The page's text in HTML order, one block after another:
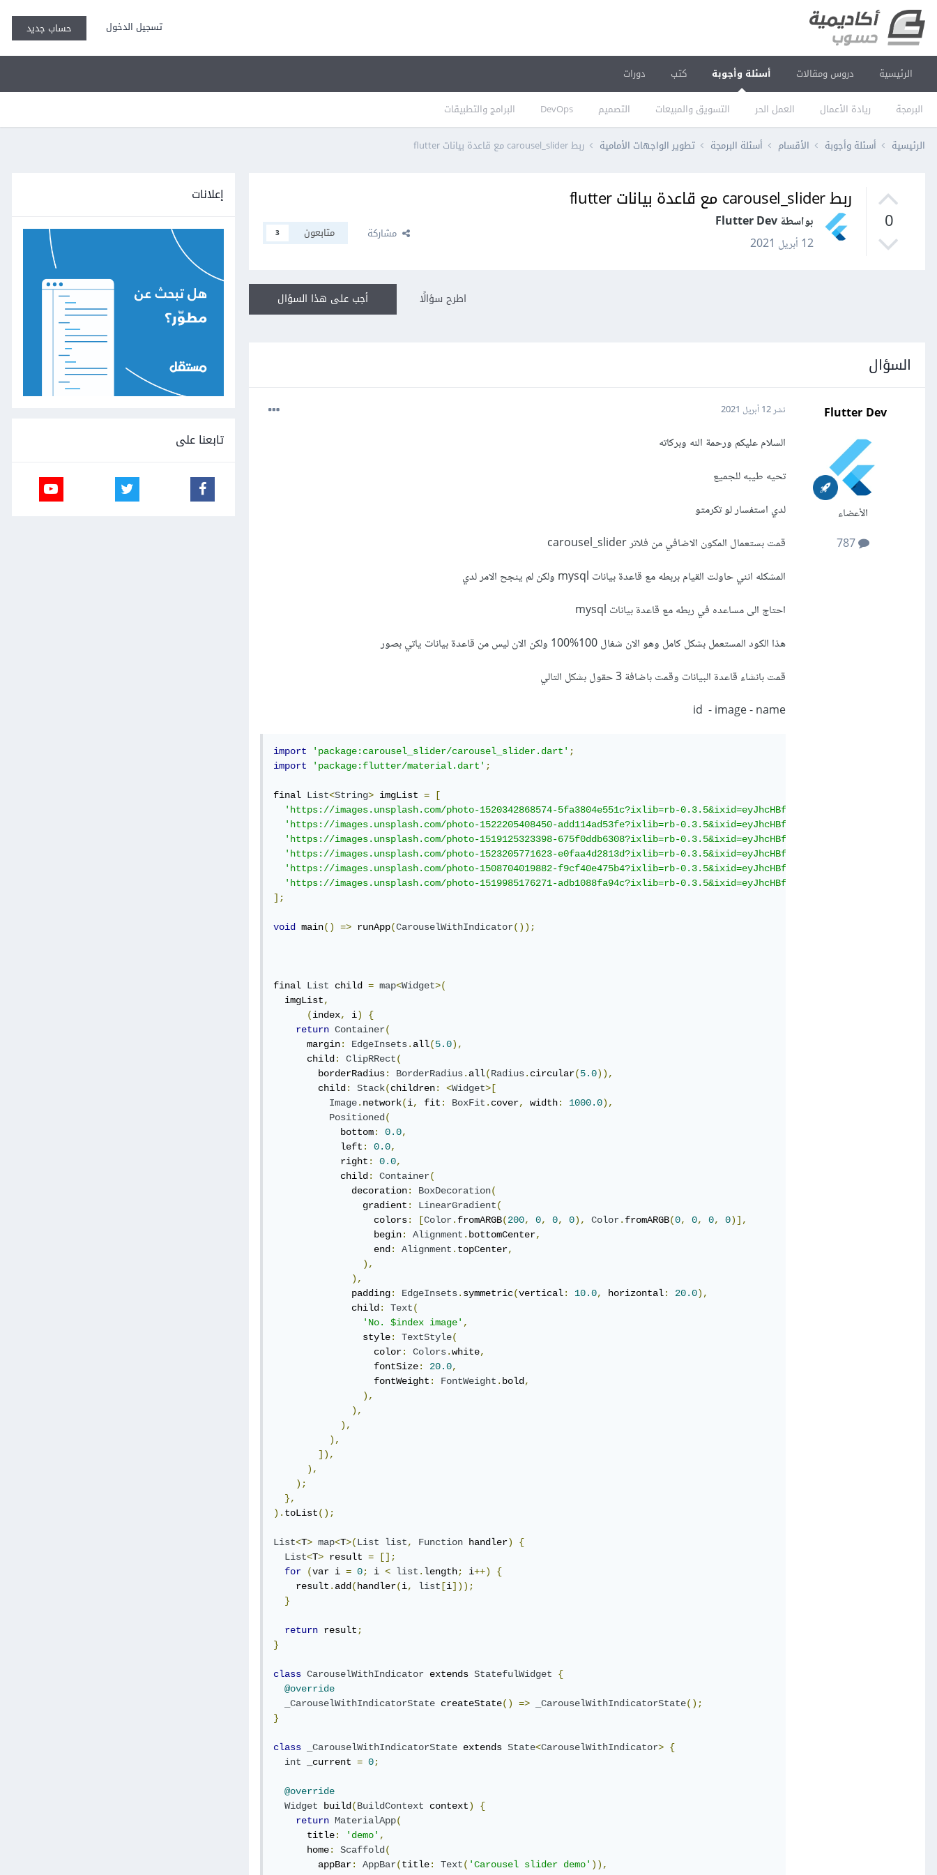
تسجيل الدخول حساب جديد
الرئيسية دروس ومقالات أسئلة وأجوبة
البرمجة ريادة الأعمال العمل الحر التسويق والمبيعات التصميم DevOps البرامج والتطبيقات
كتب دورات
الرئيسية أسئلة وأجوبة الأقسام أسئلة البرمجة تطوير الواجهات الأمامية ربط carousel_slider مع قاعدة بيانات flutter
0
ربط carousel_slider مع قاعدة بيانات flutter
بواسطة Flutter Dev
12 أبريل 2021
مشاركة متابعون 3
أجب على هذا السؤال اطرح سؤالًا
السؤال
Flutter Dev
الأعضاء
787
نشر12 أبريل 2021
السلام عليكم ورحمة الله وبركاته
تحيه طيبه للجميع
لدي استفسار لو تكرمتو
قمت بستعمال المكون الاضافي من فلاتر carousel_slider
المشكله انني حاولت القيام بربطه مع قاعدة بيانات mysql ولكن لم ينجح الامر لدي
احتاج الى مساعده في ربطه مع قاعدة بيانات mysql
هذا الكود المستعمل بشكل كامل وهو الان شغال 100%100 ولكن الان ليس من قاعدة بيانات ياتي بصور
قمت بانشاء قاعدة البيانات وقمت باضافة 3 حقول بشكل التالي
id - image - name
import 'package:carousel_slider/carousel_slider.dart' ;
import
'package:flutter/material.dart' ;
final List<String> imgList =
[
'https://images.unsplash.com/photo-1520342868574-5fa3804e551c?ixlib=rb-
'https://images.unsplash.com/photo-1522205408450-add114ad53fe?ixlib=rb-
'https://images.unsplash.com/photo-1519125323398-675f0ddb6308?ixlib=rb-
'https://images.unsplash.com/photo-1523205771623-e0faa4d2813d?ixlib=rb-
'https://images.unsplash.com/photo-1508704019882-f9cf40e475b4?ixlib=rb-
'https://images.unsplash.com/photo-1519985176271-adb1088fa94c?ixlib=rb-
];
void main() => runApp(CarouselWithIndicator());
final List child = map<Widget>(
  imgList
,
(index, i)
{
return Container(
      margin
: EdgeInsets. all(5.0),
      child
: ClipRRect(
        borderRadius
: BorderRadius. all(Radius. circular(5.0)),
        child
: Stack(children: <Widget>[
Image. network(i, fit : BoxFit . cover, width: 1000.0),
Positioned (
            bottom
: 0.0,
            left
: 0.0,
            right
: 0.0,
            child
: Container(
              decoration
: BoxDecoration(
                gradient
: LinearGradient(
                  colors
: [Color. fromARGB(200, 0, 0, 0), Color. fromARGB(0, 0, 0, 0)],
                  begin
: Alignment . bottomCenter,
                  end
: Alignment . topCenter,
),
),
              padding
: EdgeInsets. symmetric(vertical: 10.0, horizontal: 20.0),
              child
: Text(
'No. $index image' ,
                style
: TextStyle(
                  color
: Colors.white,
                  fontSize
: 20.0,
                  fontWeight
: FontWeight . bold ,
),
),
),
),
]),
),
);
},
). toList();
List<T> map<T>(List list, Function handler)
{
List<T> result =
[];
for
(var i = 0; i < list . length; i++)
{
    result
. add ( handler(i, list [i]));
}
return result ;
}
class CarouselWithIndicator extends StatefulWidget
{
@override
_CarouselWithIndicatorState createState() => _CarouselWithIndicatorState();
}
class _CarouselWithIndicatorState extends State<CarouselWithIndicator> {
int _current = 0;
@override
Widget build (BuildContext context)
{
return MaterialApp(
      title
: 'demo' ,
      home
: Scaffold (
        appBar
: AppBar(title: Text( 'Carousel slider demo' )),
إعلانات
تابعنا على